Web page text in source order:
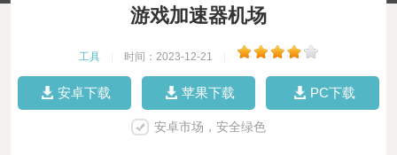
游戏加速器机场
工具 时间：2023-12-21
安卓下载 苹果下载 PC下载
安卓市场，安全绿色